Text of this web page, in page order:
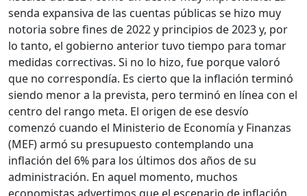
senda expansiva de las cuentas públicas se hizo muy
notoria sobre fines de 2022 y principios de 2023 y, por
lo tanto, el gobierno anterior tuvo tiempo para tomar
medidas correctivas. Si no lo hizo, fue porque valoró
que no correspondía. Es cierto que la inflación terminó
siendo menor a la prevista, pero terminó en línea con el
centro del rango meta. El origen de ese desvío
comenzó cuando el Ministerio de Economía y Finanzas
(MEF) armó su presupuesto contemplando una
inflación del 6% para los últimos dos años de su
administración. En aquel momento, muchos